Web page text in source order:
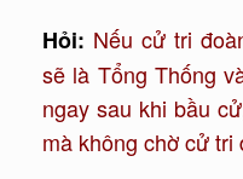
Hỏi: Nếu cử tri
sẽ là Tổng Thống
ngay sau khi bầu
mà không chờ cử tri